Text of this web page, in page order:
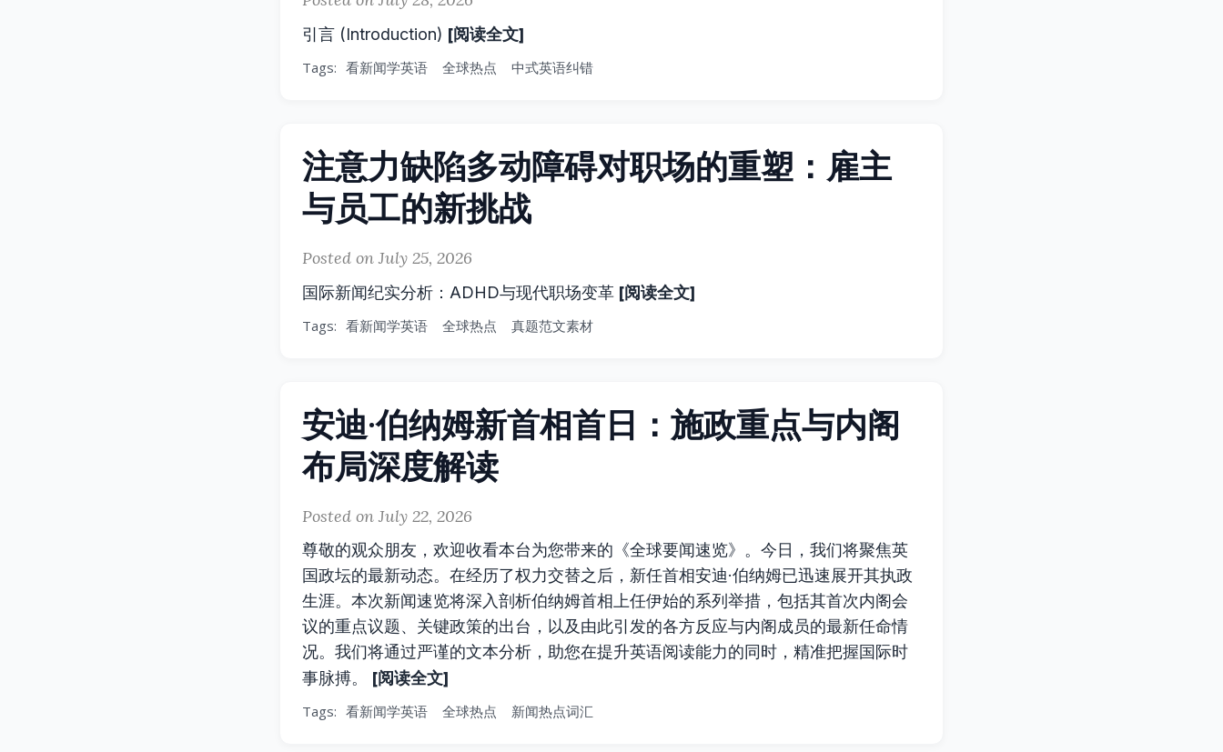
引言 (Introduction) [阅读全文]
Tags: 看新闻学英语 全球热点 中式英语纠错
注意力缺陷多动障碍对职场的重塑：雇主
与员工的新挑战
Posted on July 25, 2026
国际新闻纪实分析：ADHD与现代职场变革 [阅读全文]
Tags: 看新闻学英语 全球热点 真题范文素材
安迪·伯纳姆新首相首日：施政重点与内阁
布局深度解读
Posted on July 22, 2026
尊敬的观众朋友，欢迎收看本台为您带来的《全球要闻速览》。今日，我们将聚焦英
国政坛的最新动态。在经历了权力交替之后，新任首相安迪·伯纳姆已迅速展开其执政
生涯。本次新闻速览将深入剖析伯纳姆首相上任伊始的系列举措，包括其首次内阁会
议的重点议题、关键政策的出台，以及由此引发的各方反应与内阁成员的最新任命情
况。我们将通过严谨的文本分析，助您在提升英语阅读能力的同时，精准把握国际时
事脉搏。 [阅读全文]
Tags: 看新闻学英语 全球热点 新闻热点词汇